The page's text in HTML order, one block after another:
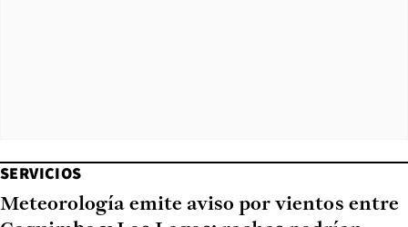
SERVICIOS
Meteorología emite aviso por vientos entre